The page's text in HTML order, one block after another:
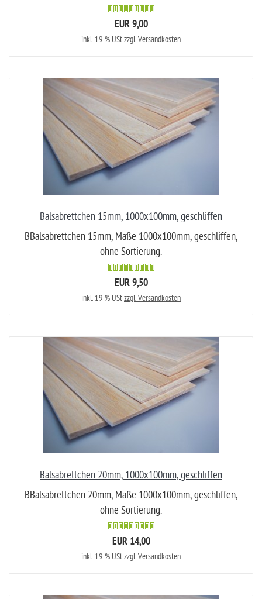
EUR 9,00
inkl. 19 % UStzzgl. Versandkosten
Balsabrettchen 15mm, 1000x100mm, geschliffen
BBalsabrettchen 15mm, Maße 1000x100mm, geschliffen,
ohne Sortierung.
EUR 9,50
inkl. 19 % UStzzgl. Versandkosten
Balsabrettchen 20mm, 1000x100mm, geschliffen
BBalsabrettchen 20mm, Maße 1000x100mm, geschliffen,
ohne Sortierung.
EUR 14,00
inkl. 19 % UStzzgl. Versandkosten